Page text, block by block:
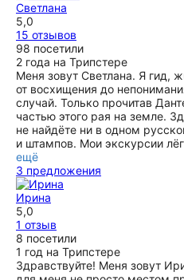
Светлана
5,0
15 отзывов
98 посетили
2 года на Трипстере
Меня зовут Светлана. Я гид,
от восхищения до
случай. Только прочитав
частью этого рая на земле.
не найдёте ни в одном
и штампов. Мои экскурсии
ещё
3 предложения
Ирина
5,0
1 отзыв
8 посетили
1 год на Трипстере
Здравствуйте! Меня зовут